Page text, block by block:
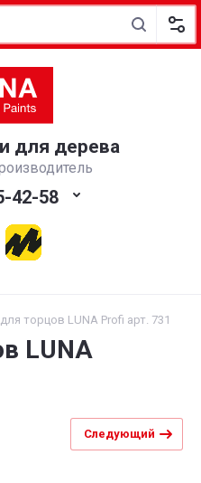
для дерева
42-58
торцов LUNA Profi арт. 731
LUNA
Следующий